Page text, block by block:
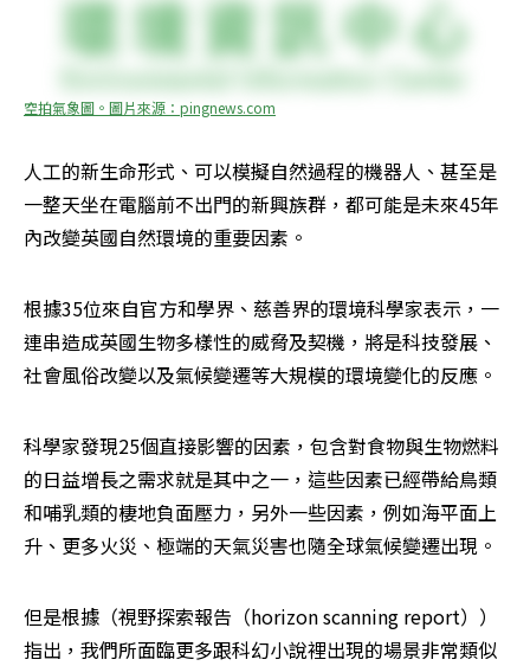
空拍氣象圖。圖片來源：pingnews.com
人工的新生命形式、可以模擬自然過程的機器人、甚至是
一整天坐在電腦前不出門的新興族群，都可能是未來45年
內改變英國自然環境的重要因素。
根據35位來自官方和學界、慈善界的環境科學家表示，一
連串造成英國生物多樣性的威脅及契機，將是科技發展、
社會風俗改變以及氣候變遷等大規模的環境變化的反應。
科學家發現25個直接影響的因素，包含對食物與生物燃料
的日益增長之需求就是其中之一，這些因素已經帶給鳥類
和哺乳類的棲地負面壓力，另外一些因素，例如海平面上
升、更多火災、極端的天氣災害也隨全球氣候變遷出現。
但是根據（視野探索報告（horizon scanning report））
指出，我們所面臨更多跟科幻小說裡出現的場景非常類似